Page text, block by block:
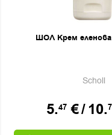
ШОЛ Крем еленова
Scholl
5.47 €/10.